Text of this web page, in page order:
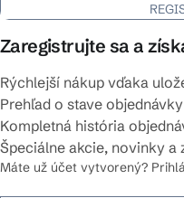
Zaregistrujte sa a
Rýchlejší nákup vďaka
Prehľad o stave objednávky
Kompletná história
Špeciálne akcie, novinky
Máte už účet vytvorený?